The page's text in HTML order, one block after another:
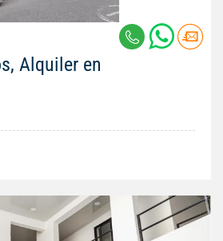
Alquiler en